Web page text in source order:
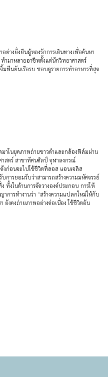
ย่างยั่งยืนผู้หลงรักการเดินทางเพื่อค้นหา
ำมาหลายอาชีพตั้งแต่นักวิทยาศาสตร์
มฟันยันเรือรบ ชอบดูรายการทำอาหารที่สุด
าในยุคภาพถ่ายขาวดำและกล้องฟิล์มผ่าน
าสตร์ สาขาทัศนศิลป์ จุฬาลงกรณ์
งก่อนจะไปใช้ชีวิตที่ลอส แอนเจลิส
ารยอมรับว่าสามารถสร้างความมหัศจรรย์
งในด้านการจัดวางองค์ประกอบ การให้
การทำงานว่า “สร้างความแปลกใหม่ให้กับ
ยังคงถ่ายภาพอย่างต่อเนื่อง ใช้ชีวิตอัน